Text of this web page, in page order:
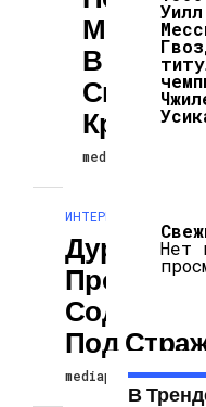
В
mediapodcast
ИНТЕРЕСНОЕ И
Дурову
Продлили
Под
mediapodcast
Нет
В